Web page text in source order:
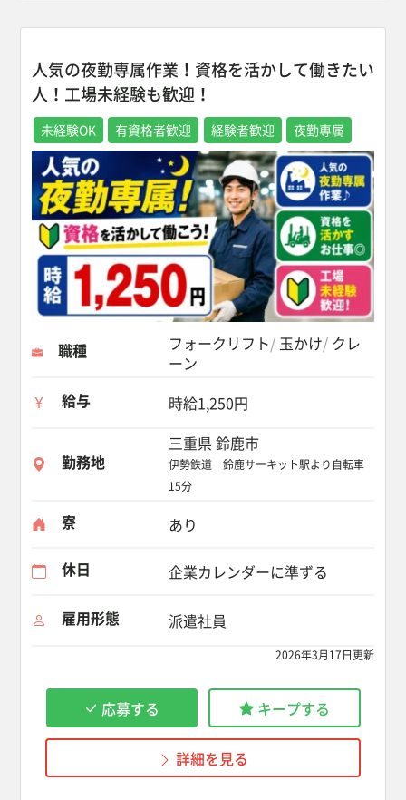
人気の夜勤専属作業！資格を活かして働きたい
人！工場未経験も歓迎！
未経験OK 有資格者歓迎 経験者歓迎 夜勤専属
職種 フォークリフト 玉かけ クレ
ーン
給与
時給1,250円
勤務地
三重県 鈴鹿市
伊勢鉄道 鈴鹿サーキット駅より自転車
15分
寮 あり
休日 企業カレンダーに準ずる
雇用形態 派遣社員
2026年3月17日更新
応募する キープする
詳細を見る